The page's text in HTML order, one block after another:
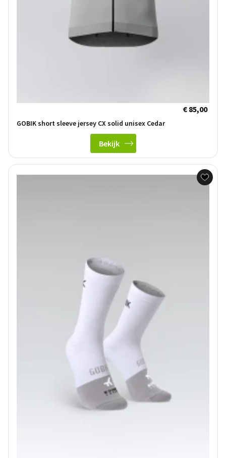
€ 85,00
GOBIK short sleeve jersey CX solid unisex Cedar
Bekijk